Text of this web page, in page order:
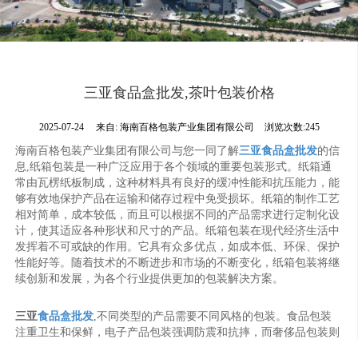
三亚食品盒批发,茶叶包装价格
2025-07-24 来自: 海南百格包装产业集团有限公司 浏览次数:245
海南百格包装产业集团有限公司与您一同了解三亚食品盒批发的信
息,纸箱包装是一种广泛应用于各个领域的重要包装形式。纸箱通
常由瓦楞纸板制成，这种材料具有良好的缓冲性能和抗压能力，能
够有效地保护产品在运输和储存过程中免受损坏。纸箱的制作工艺
相对简单，成本较低，而且可以根据不同的产品需求进行定制化设
计，使其适应各种形状和尺寸的产品。纸箱包装在现代经济生活中
发挥着不可或缺的作用。它具有众多优点，如成本低、环保、保护
性能好等。随着技术的不断进步和市场的不断变化，纸箱包装将继
续创新和发展，为各个行业提供更加的包装解决方案。
三亚食品盒批发 ,不同类型的产品需要不同风格的包装。食品包装
注重卫生和保鲜，电子产品包装强调防震和抗摔，而奢侈品包装则